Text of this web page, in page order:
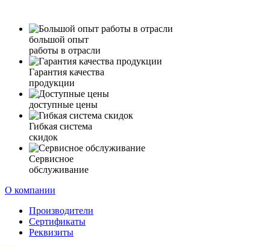
большой опыт
работы в отрасли
Гарантия качества
продукции
доступные цены
Гибкая система
скидок
Сервисное
обслуживание
О компании
Производители
Сертификаты
Реквизиты